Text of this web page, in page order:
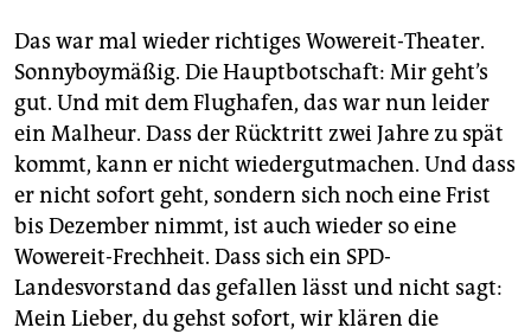
Das war mal wieder richtiges Wowereit-Theater.
Sonnyboymäßig. Die Hauptbotschaft: Mir geht’s
gut. Und mit dem Flughafen, das war nun leider
ein Malheur. Dass der Rücktritt zwei Jahre zu spät
kommt, kann er nicht wiedergutmachen. Und dass
er nicht sofort geht, sondern sich noch eine Frist
bis Dezember nimmt, ist auch wieder so eine
Wowereit-Frechheit. Dass sich ein SPD-
Landesvorstand das gefallen lässt und nicht sagt:
Mein Lieber, du gehst sofort, wir klären die